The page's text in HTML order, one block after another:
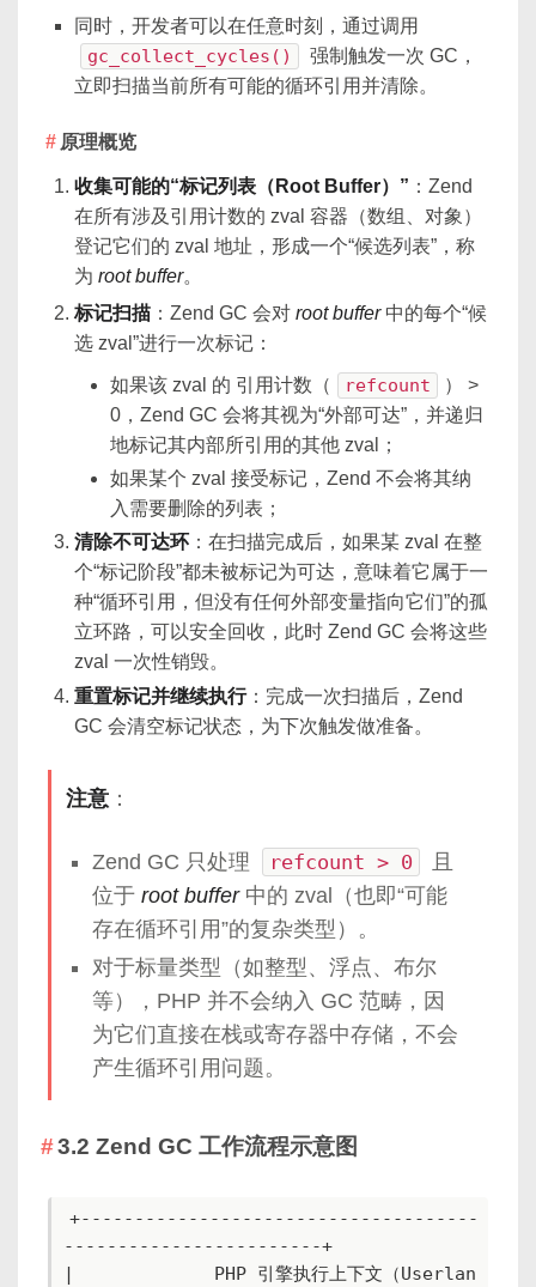
同时，开发者可以在任意时刻，通过调用
gc_collect_cycles()
强制触发一次 GC，
立即扫描当前所有可能的循环引用并清除。
原理概览
收集可能的“标记列表（Root Buffer）” ：Zend
在所有涉及引用计数的 zval 容器（数组、对象）
登记它们的 zval 地址，形成一个“候选列表”，称
为 root buffer。
标记扫描 ：Zend GC 会对 root buffer中的每个“候
选 zval”进行一次标记：
如果该 zval 的 引用计数（ refcount
） >
0，Zend GC 会将其视为“外部可达”，并递归
地标记其内部所引用的其他 zval；
如果某个 zval 接受标记，Zend 不会将其纳
入需要删除的列表；
清除不可达环 ：在扫描完成后，如果某 zval 在整
个“标记阶段”都未被标记为可达，意味着它属于一
种“循环引用，但没有任何外部变量指向它们”的孤
立环路，可以安全回收，此时 Zend GC 会将这些
zval 一次性销毁。
重置标记并继续执行：完成一次扫描后，Zend
GC 会清空标记状态，为下次触发做准备。
注意 ：
Zend GC 只处理 refcount > 0
且
位于 root buffer中的 zval（也即“可能
存在循环引用”的复杂类型）。
对于标量类型（如整型、浮点、布尔
等），PHP 并不会纳入 GC 范畴，因
为它们直接在栈或寄存器中存储，不会
产生循环引用问题。
3.2 Zend GC 工作流程示意图
+-------------------------------------
------------------------+
|             PHP 引擎执行上下文（Userlan